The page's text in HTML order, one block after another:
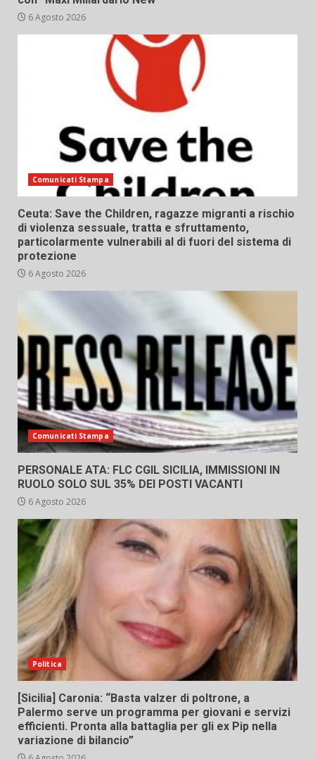
6 Agosto 2026
Comunicati Stampa
Ceuta: Save the Children, ragazze migranti a rischio
di violenza sessuale, tratta e sfruttamento,
particolarmente vulnerabili al di fuori del sistema di
protezione
6 Agosto 2026
Comunicati Stampa
PERSONALE ATA: FLC CGIL SICILIA, IMMISSIONI IN
RUOLO SOLO SUL 35% DEI POSTI VACANTI
6 Agosto 2026
Politica
[Sicilia] Caronia: “Basta valzer di poltrone, a
Palermo serve un programma per giovani e servizi
efficienti. Pronta alla battaglia per gli ex Pip nella
variazione di bilancio”